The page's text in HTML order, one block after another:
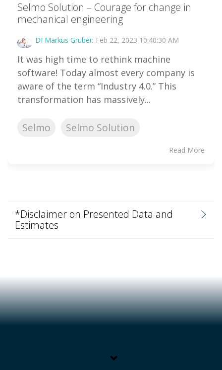
Selmo Solution – Courage for change in
mechanical engineering
DI Markus Gruber: Feb 22, 2023 10:40:30 AM
It was high time to rethink machine
software! Today almost every company is
aware of the term “Industry 4.0.” This
transformation has massively...
Selmo Selmo Solution
Read More
*Disclaimer on Presented Data and
Estimates